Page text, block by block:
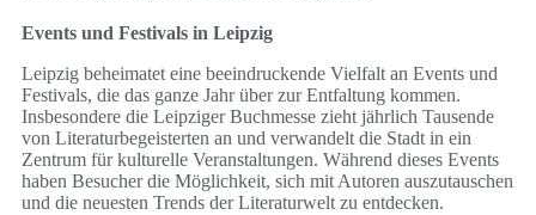
Events und Festivals in Leipzig
Leipzig beheimatet eine beeindruckende Vielfalt an Events und
Festivals, die das ganze Jahr über zur Entfaltung kommen.
Insbesondere die Leipziger Buchmesse zieht jährlich Tausende
von Literaturbegeisterten an und verwandelt die Stadt in ein
Zentrum für kulturelle Veranstaltungen. Während dieses Events
haben Besucher die Möglichkeit, sich mit Autoren auszutauschen
und die neuesten Trends der Literaturwelt zu entdecken.